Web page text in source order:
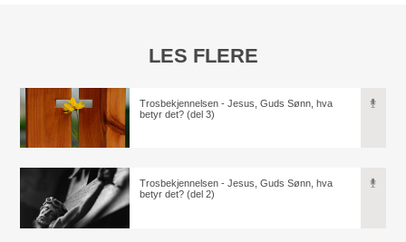
LES FLERE
Trosbekjennelsen - Jesus, Guds Sønn, hva
betyr det? (del 3)
Trosbekjennelsen - Jesus, Guds Sønn, hva
betyr det? (del 2)